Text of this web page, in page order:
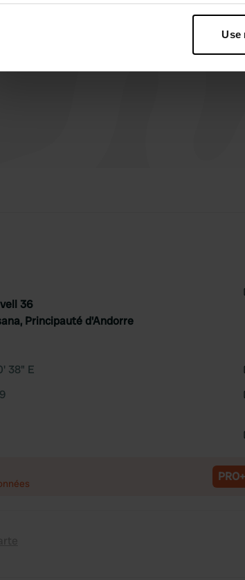
Collect information about your geographical
Find out more about how your personal data is
Use
36
Principauté d'Andorre
38" E
PRO+